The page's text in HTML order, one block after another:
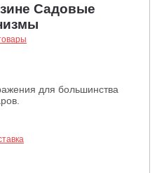
Садовые
для большинства